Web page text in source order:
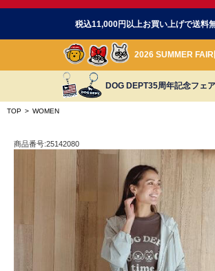
税込11,000円以上お買い上げで送料
2026 SUMMER FAIR
DOG DEPT35周年記念フェア
TOP > WOMEN
商品番号:25142080